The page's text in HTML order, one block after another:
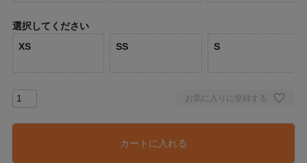
選択してください
XS
SS S
お気に入りに登録する
カートに入れる